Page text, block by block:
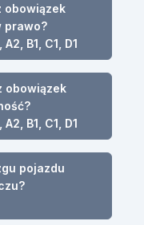
obowiązek
prawo?
B1, C1, D1
obowiązek
B1, C1, D1
pojazdu